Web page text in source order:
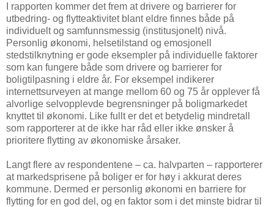
I rapporten kommer det frem at drivere og barrierer for
utbedring- og flytteaktivitet blant eldre finnes både på
individuelt og samfunnsmessig (institusjonelt) nivå.
Personlig økonomi, helsetilstand og emosjonell
stedstilknytning er gode eksempler på individuelle faktorer
som kan fungere både som drivere og barrierer for
boligtilpasning i eldre år. For eksempel indikerer
internettsurveyen at mange mellom 60 og 75 år opplever få
alvorlige selvopplevde begrensninger på boligmarkedet
knyttet til økonomi. Like fullt er det et betydelig mindretall
som rapporterer at de ikke har råd eller ikke ønsker å
prioritere flytting av økonomiske årsaker.
Langt flere av respondentene – ca. halvparten – rapporterer
at markedsprisene på boliger er for høy i akkurat deres
kommune. Dermed er personlig økonomi en barriere for
flytting for en god del, og en faktor som i det minste bidrar til